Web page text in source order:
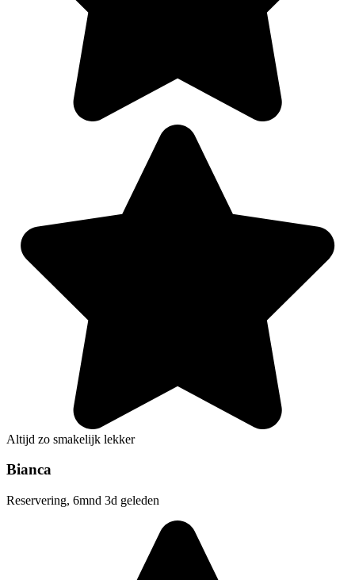
Altijd zo smakelijk lekker
Bianca
Reservering, 6mnd 3d geleden